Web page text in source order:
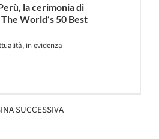
la cerimonia di
World’s 50 Best
, in evidenza
SUCCESSIVA